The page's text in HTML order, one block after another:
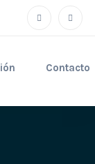
Contacto